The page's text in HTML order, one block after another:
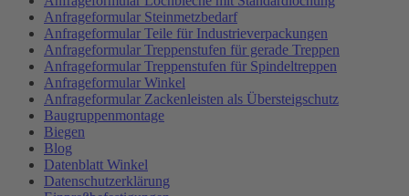
Anfrageformular Steinmetzbedarf
Anfrageformular Teile für Industrieverpackungen
Anfrageformular Treppenstufen für gerade Treppen
Anfrageformular Treppenstufen für Spindeltreppen
Anfrageformular Winkel
Anfrageformular Zackenleisten als Übersteigschutz
Baugruppenmontage
Biegen
Blog
Datenblatt Winkel
Datenschutzerklärung